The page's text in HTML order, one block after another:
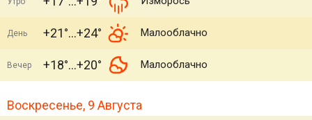
День +21° +24° Малооблачно
Вечер +18° +20° Малооблачно
Воскресенье, 9 Августа